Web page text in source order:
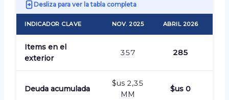
Desliza para ver la tabla completa
INDICADOR CLAVE NOV. 2025 ABRIL 2026
Items en el
exterior
357 285
Deuda acumulada
$us 2,35
MM
$us 0